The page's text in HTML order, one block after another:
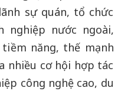
sự quán, tổ chức
nghiệp nước ngoài,
năng, thế mạnh
nhiều cơ hội hợp tác
công nghệ cao, du